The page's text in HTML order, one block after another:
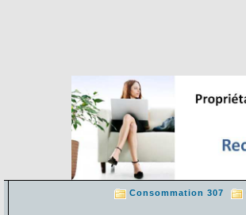
Consommation 307